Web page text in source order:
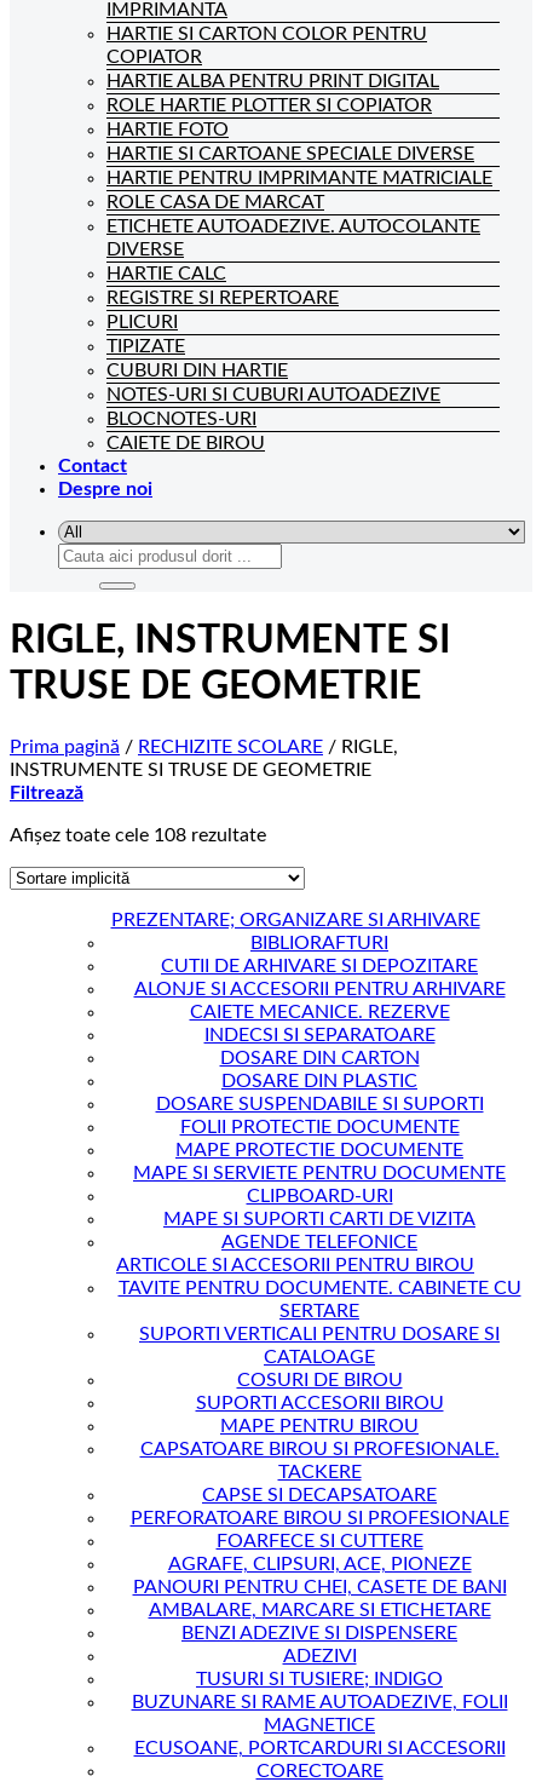
IMPRIMANTA
HARTIE SI CARTON COLOR PENTRU
COPIATOR
HARTIE ALBA PENTRU PRINT DIGITAL
ROLE HARTIE PLOTTER SI COPIATOR
HARTIE FOTO
HARTIE SI CARTOANE SPECIALE DIVERSE
HARTIE PENTRU IMPRIMANTE MATRICIALE
ROLE CASA DE MARCAT
ETICHETE AUTOADEZIVE. AUTOCOLANTE
DIVERSE
HARTIE CALC
REGISTRE SI REPERTOARE
PLICURI
TIPIZATE
CUBURI DIN HARTIE
NOTES-URI SI CUBURI AUTOADEZIVE
BLOCNOTES-URI
CAIETE DE BIROU
Contact
Despre noi
Caută
RIGLE, INSTRUMENTE SI
TRUSE DE GEOMETRIE
Prima pagină / RECHIZITE SCOLARE / RIGLE,
INSTRUMENTE SI TRUSE DE GEOMETRIE
Filtrează
Afișez toate cele 108 rezultate
PREZENTARE; ORGANIZARE SI ARHIVARE
BIBLIORAFTURI
CUTII DE ARHIVARE SI DEPOZITARE
ALONJE SI ACCESORII PENTRU ARHIVARE
CAIETE MECANICE. REZERVE
INDECSI SI SEPARATOARE
DOSARE DIN CARTON
DOSARE DIN PLASTIC
DOSARE SUSPENDABILE SI SUPORTI
FOLII PROTECTIE DOCUMENTE
MAPE PROTECTIE DOCUMENTE
MAPE SI SERVIETE PENTRU DOCUMENTE
CLIPBOARD-URI
MAPE SI SUPORTI CARTI DE VIZITA
AGENDE TELEFONICE
ARTICOLE SI ACCESORII PENTRU BIROU
TAVITE PENTRU DOCUMENTE. CABINETE CU
SERTARE
SUPORTI VERTICALI PENTRU DOSARE SI
CATALOAGE
COSURI DE BIROU
SUPORTI ACCESORII BIROU
MAPE PENTRU BIROU
CAPSATOARE BIROU SI PROFESIONALE.
TACKERE
CAPSE SI DECAPSATOARE
PERFORATOARE BIROU SI PROFESIONALE
FOARFECE SI CUTTERE
AGRAFE, CLIPSURI, ACE, PIONEZE
PANOURI PENTRU CHEI, CASETE DE BANI
AMBALARE, MARCARE SI ETICHETARE
BENZI ADEZIVE SI DISPENSERE
ADEZIVI
TUSURI SI TUSIERE; INDIGO
BUZUNARE SI RAME AUTOADEZIVE, FOLII
MAGNETICE
ECUSOANE, PORTCARDURI SI ACCESORII
CORECTOARE